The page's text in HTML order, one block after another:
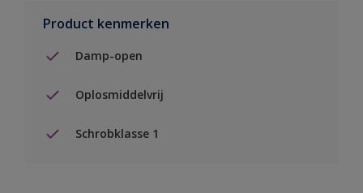
Product kenmerken
Damp-open
Oplosmiddelvrij
Schrobklasse 1